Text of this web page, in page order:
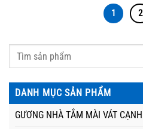
1 2
DANH MỤC SẢN PHẨM
GƯƠNG NHÀ TẮM MÀI VÁT CẠNH